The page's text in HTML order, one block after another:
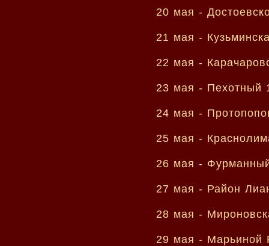
20 мая -
21 мая -
22 мая -
23 мая - Пехотный
24 мая -
25 мая -
26 мая -
27 мая - Район
28 мая -
29 мая - Марьиной